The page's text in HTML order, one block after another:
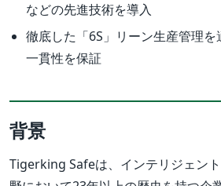
などの先進技術を導入
徹底した「6S」リーン生産管理
一貫性を保証
背景
Tigerking Safeは、インテリジェン